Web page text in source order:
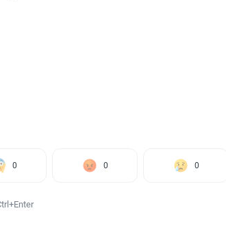
0 0 0